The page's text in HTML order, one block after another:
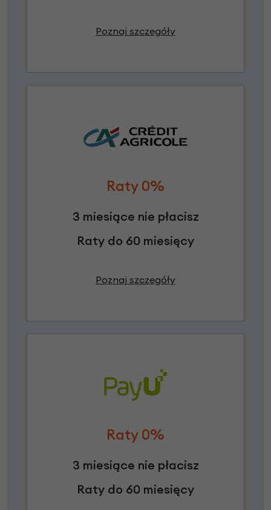
Poznaj szczegóły
Raty 0%
3 miesiące nie płacisz
Raty do 60 miesięcy
Poznaj szczegóły
Raty 0%
3 miesiące nie płacisz
Raty do 60 miesięcy